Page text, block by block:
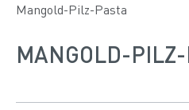
Mangold-Pilz-Pasta
MANGOLD-